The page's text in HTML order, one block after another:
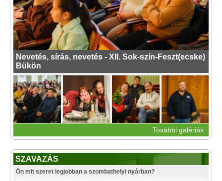
Nevetés, sírás, nevetés - XII. Sok-szín-Feszt(ecske)
Bükön
További galériák
SZAVAZÁS
Ön mit szeret legjobban a szombathelyi nyárban?